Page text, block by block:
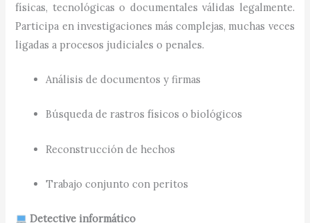
físicas, tecnológicas o documentales válidas legalmente.
Participa en investigaciones más complejas, muchas veces
ligadas a procesos judiciales o penales.
Análisis de documentos y firmas
Búsqueda de rastros físicos o biológicos
Reconstrucción de hechos
Trabajo conjunto con peritos
Detective informático